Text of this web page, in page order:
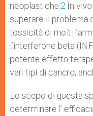
neoplastiche. 2 In
superare il problema
tossicità di molti
l’interferone beta
potente effetto
vari tipi di cancro,
Lo scopo di questa
determinare l’